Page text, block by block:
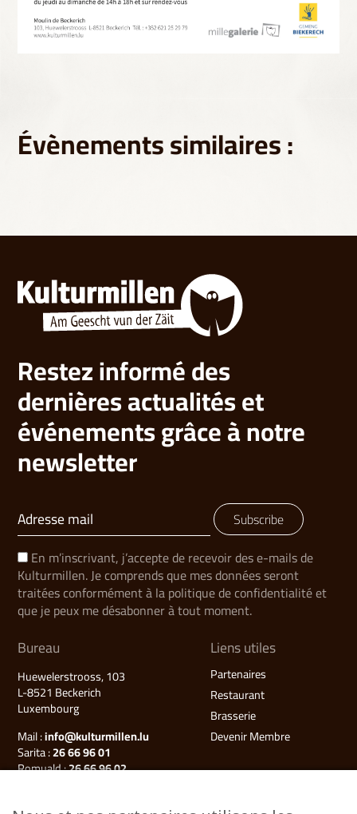
Évènements similaires :
Restez informé des
dernières actualités et
événements grâce à notre
newsletter
Subscribe
En m’inscrivant, j’accepte de recevoir des e-mails de
Kulturmillen. Je comprends que mes données seront
traitées conformément à la politique de confidentialité et
que je peux me désabonner à tout moment.
Bureau
Huewelerstrooss, 103
L-8521 Beckerich
Luxembourg
Mail :info@kulturmillen.lu
Sarita :26 66 96 01
Romuald :26 66 96 02
Liens utiles
Partenaires
Restaurant
Brasserie
Devenir Membre